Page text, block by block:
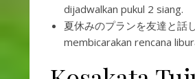
dijadwalkan pukul 2 siang.
夏休みのプランを友達と話
membicarakan rencana